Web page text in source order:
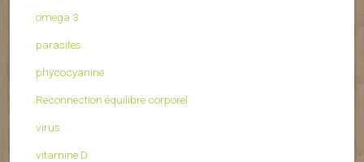
omega 3
parasites
phycocyanine
Reconnection équilibre corporel
virus
vitamine D